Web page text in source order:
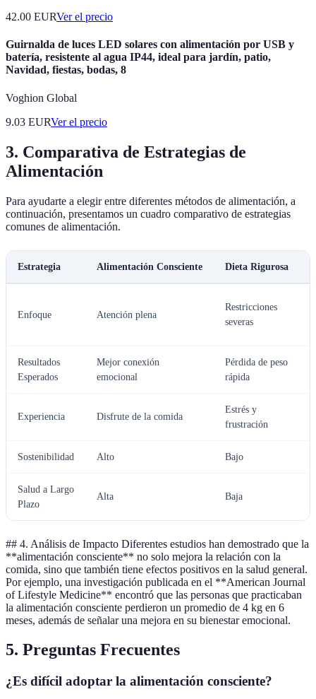
42.00 EURVer el precio
Guirnalda de luces LED solares con alimentación por USB y
batería, resistente al agua IP44, ideal para jardín, patio,
Navidad, fiestas, bodas, 8
Voghion Global
9.03 EURVer el precio
3. Comparativa de Estrategias de
Alimentación
Para ayudarte a elegir entre diferentes métodos de alimentación, a
continuación, presentamos un cuadro comparativo de estrategias
comunes de alimentación.
Estrategia Alimentación Consciente Dieta Rigurosa
Enfoque Atención plena
Restricciones
severas
Resultados
Esperados
Mejor conexión
emocional
Pérdida de peso
rápida
Experiencia Disfrute de la comida
Estrés y
frustración
Sostenibilidad Alto Bajo
Salud a Largo
Plazo
Alta Baja
## 4. Análisis de Impacto Diferentes estudios han demostrado que la
**alimentación consciente** no solo mejora la relación con la
comida, sino que también tiene efectos positivos en la salud general.
Por ejemplo, una investigación publicada en el **American Journal
of Lifestyle Medicine** encontró que las personas que practicaban
la alimentación consciente perdieron un promedio de 4 kg en 6
meses, además de señalar una mejora en su bienestar emocional.
5. Preguntas Frecuentes
¿Es difícil adoptar la alimentación consciente?